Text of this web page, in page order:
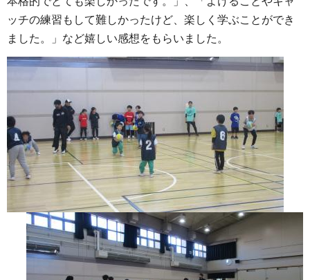
ッチの練習もして難しかったけど、楽しく学ぶことができ
ました。」など嬉しい感想をもらいました。